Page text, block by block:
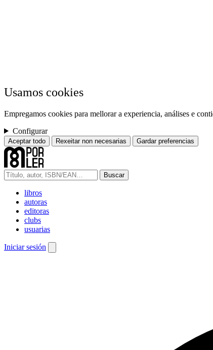
Usamos cookies
Empregamos cookies para mellorar a experiencia, análises e
Configurar
Aceptar todo Rexeitar non necesarias Gardar preferencias
Buscar
libros
autoras
editoras
clubs
usuarias
Iniciar sesión